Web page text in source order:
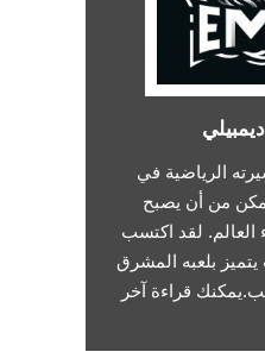
الرياضية في
من أن يصبح
العالم. لقد اكتسب
بلعبه المشرق
قراءة آخر